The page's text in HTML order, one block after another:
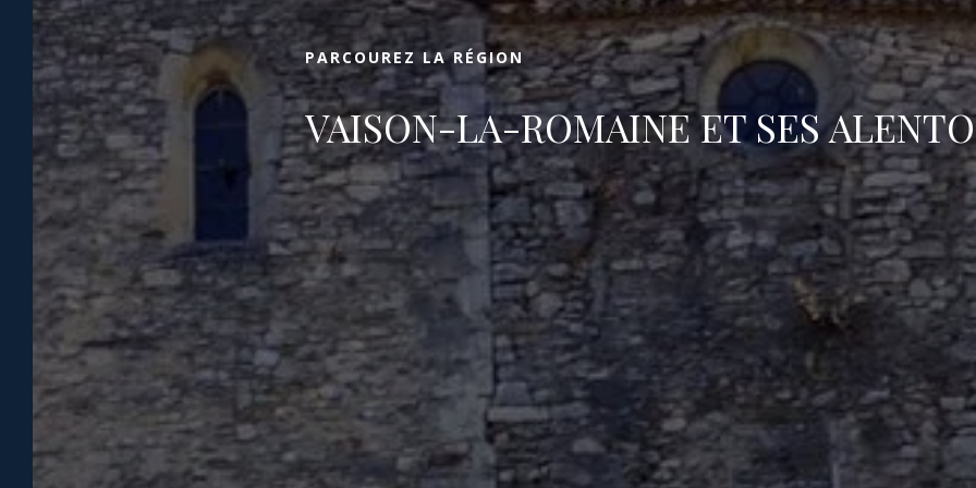
camping à Vaison la Romaine saura vous
surprendre et vous charmer !PARCOUREZ LA RÉGION
VAISON-LA-ROMAINE ET SES